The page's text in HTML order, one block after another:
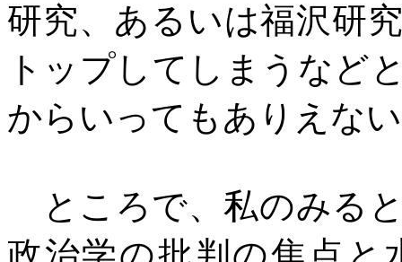
研究、あるいは福沢研
トップしてしまうなど
からいってもありえな
ところで、私のみる